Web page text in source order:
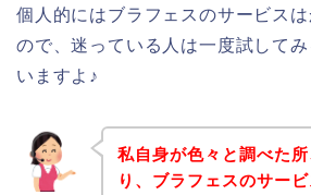
個人的にはブラフェスのサービス
ので、迷っている人は一度試して
いますよ♪
私自身が色々と調べた
り、ブラフェスのサー